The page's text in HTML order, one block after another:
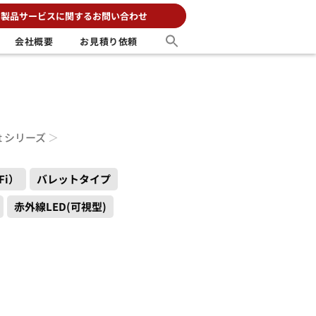
製品サービスに関するお問い合わせ
会社概要
お見積り依頼
シリーズ ＞
バレットタイプ
赤外線LED(可視型)